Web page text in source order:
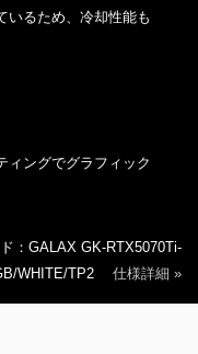
いるため、冷却性能も
ィングでグラフィック
：GALAX GK-RTX5070Ti-
WHITE/TP2 仕様詳細 »